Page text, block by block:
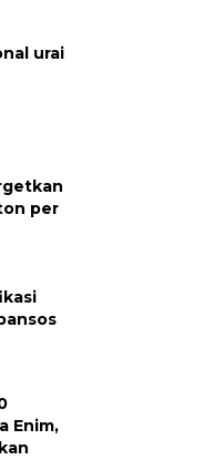
urai
per
Enim,